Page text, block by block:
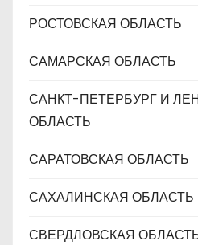
РОСТОВСКАЯ ОБЛАСТЬ
САМАРСКАЯ ОБЛАСТЬ
САНКТ-ПЕТЕРБУРГ И
ОБЛАСТЬ
САРАТОВСКАЯ ОБЛАСТЬ
САХАЛИНСКАЯ ОБЛАСТЬ
СВЕРДЛОВСКАЯ